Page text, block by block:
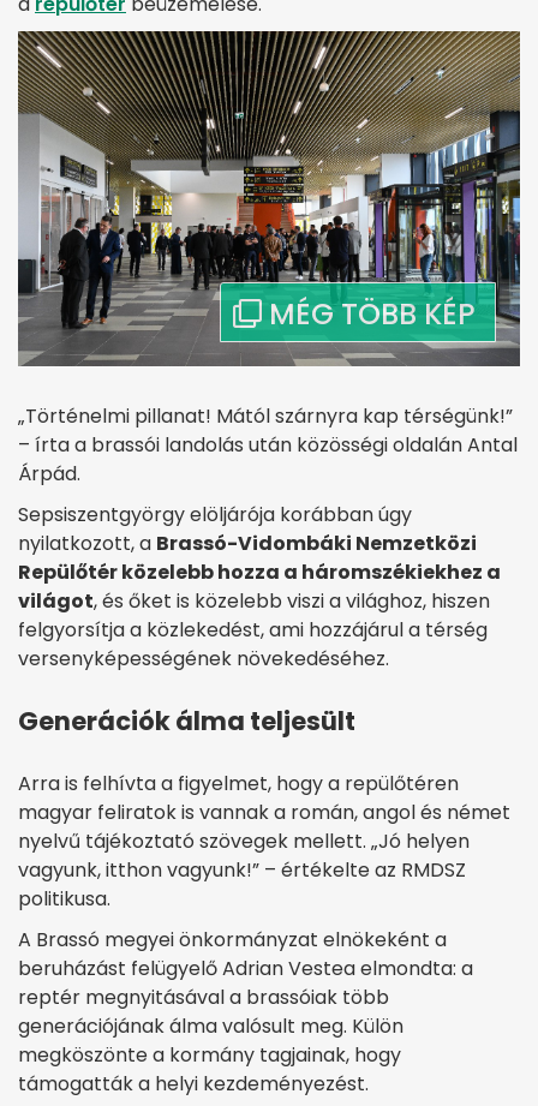
„Történelmi pillanat! Mától szárnyra kap térségünk!”
– írta a brassói landolás után közösségi oldalán Antal
Árpád.
Sepsiszentgyörgy elöljárója korábban úgy
nyilatkozott, a Brassó-Vidombáki Nemzetközi
Repülőtér közelebb hozza a háromszékiekhez a
világot, és őket is közelebb viszi a világhoz, hiszen
felgyorsítja a közlekedést, ami hozzájárul a térség
versenyképességének növekedéséhez.
Generációk álma teljesült
Arra is felhívta a figyelmet, hogy a repülőtéren
magyar feliratok is vannak a román, angol és német
nyelvű tájékoztató szövegek mellett. „Jó helyen
vagyunk, itthon vagyunk!” – értékelte az RMDSZ
politikusa.
A Brassó megyei önkormányzat elnökeként a
beruházást felügyelő Adrian Vestea elmondta: a
reptér megnyitásával a brassóiak több
generációjának álma valósult meg. Külön
megköszönte a kormány tagjainak, hogy
támogatták a helyi kezdeményezést.